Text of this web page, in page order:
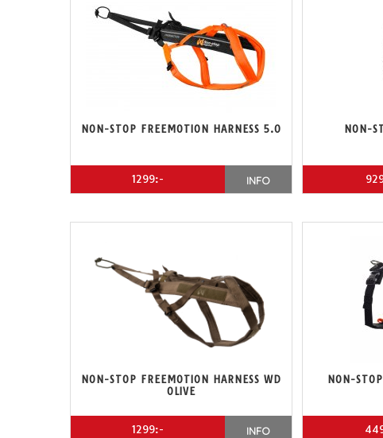
NON-STOP FREEMOTION HARNESS 5.0
1299:- INFO
NON-
NON-STOP FREEMOTION HARNESS WD
OLIVE
1299:- INFO
NON-